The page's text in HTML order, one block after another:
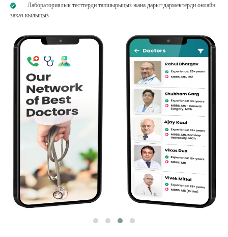
Лабораториялык тесттерди тапшырыңыз жана дары-дармектерди онлайн
заказ кылыңыз